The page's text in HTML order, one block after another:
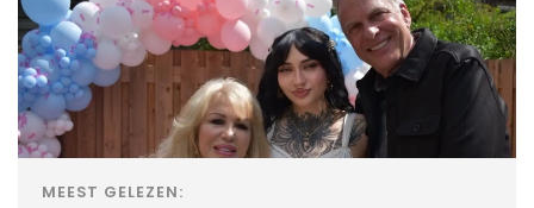
MEEST GELEZEN: